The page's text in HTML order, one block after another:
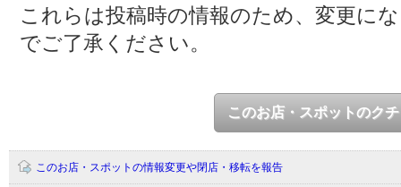
これらは投稿時の情報のため、変更に
でご了承ください。
このお店・スポットのク
このお店・スポットの情報変更や閉店・移転を報告